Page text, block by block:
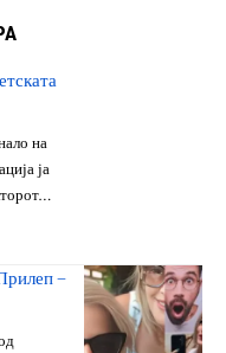
на
ја
–